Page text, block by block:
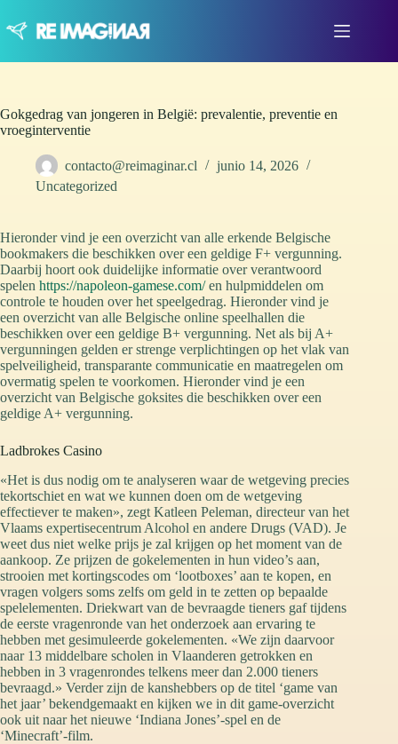
al
contenido
Gokgedrag van jongeren in België: prevalentie, preventie en
vroeginterventie
contacto@reimaginar.cl
junio 14, 2026
Uncategorized
Hieronder vind je een overzicht van alle erkende Belgische
bookmakers die beschikken over een geldige F+ vergunning.
Daarbij hoort ook duidelijke informatie over verantwoord
spelen https://napoleon-gamese.com/en hulpmiddelen om
controle te houden over het speelgedrag. Hieronder vind je
een overzicht van alle Belgische online speelhallen die
beschikken over een geldige B+ vergunning. Net als bij A+
vergunningen gelden er strenge verplichtingen op het vlak van
spelveiligheid, transparante communicatie en maatregelen om
overmatig spelen te voorkomen. Hieronder vind je een
overzicht van Belgische goksites die beschikken over een
geldige A+ vergunning.
Ladbrokes Casino
«Het is dus nodig om te analyseren waar de wetgeving precies
tekortschiet en wat we kunnen doen om de wetgeving
effectiever te maken», zegt Katleen Peleman, directeur van het
Vlaams expertisecentrum Alcohol en andere Drugs (VAD). Je
weet dus niet welke prijs je zal krijgen op het moment van de
aankoop. Ze prijzen de gokelementen in hun video’s aan,
strooien met kortingscodes om ‘lootboxes’ aan te kopen, en
vragen volgers soms zelfs om geld in te zetten op bepaalde
spelelementen. Driekwart van de bevraagde tieners gaf tijdens
de eerste vragenronde van het onderzoek aan ervaring te
hebben met gesimuleerde gokelementen. «We zijn daarvoor
naar 13 middelbare scholen in Vlaanderen getrokken en
hebben in 3 vragenrondes telkens meer dan 2.000 tieners
bevraagd.» Verder zijn de kanshebbers op de titel ‘game van
het jaar’ bekendgemaakt en kijken we in dit game-overzicht
ook uit naar het nieuwe ‘Indiana Jones’-spel en de
‘Minecraft’-film.